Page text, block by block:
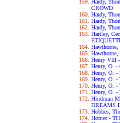
Hardy,
CROWD
Hardy,
Hardy,
Hardy,
Hartley,
Henry VIII
Henry, O.
Henry, O. -
Henry, O.
Henry, O.
Henry, O. -
Hindman
DREAMS
Hobbes,
Homer -